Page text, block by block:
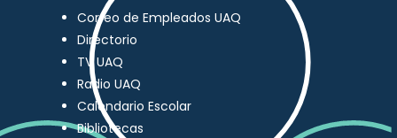
Correo de Empleados UAQ
Directorio
TV UAQ
Radio UAQ
Calendario Escolar
Bibliotecas